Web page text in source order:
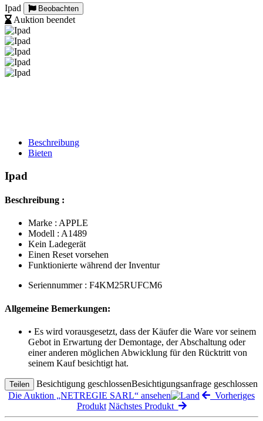
Ipad Beobachten
Auktion beendet
Beschreibung
Bieten
Ipad
Beschreibung :
Marke : APPLE
Modell : A1489
Kein Ladegerät
Einen Reset vorsehen
Funktionierte während der Inventur
Seriennummer : F4KM25RUFCM6
Allgemeine Bemerkungen:
• Es wird vorausgesetzt, dass der Käufer die Ware vor seinem
Gebot in Erwartung der Demontage, der Abschaltung oder
einer anderen möglichen Abwicklung für den Rücktritt von
seinem Kauf besichtigt hat.
Teilen Besichtigung geschlossenBesichtigungsanfrage geschlossen
Die Auktion „NETREGIE SARL“ ansehen
Vorheriges
Produkt Nächstes Produkt